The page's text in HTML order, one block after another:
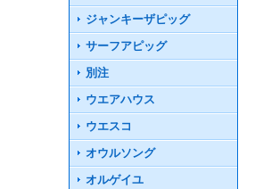
ジャンキーザピッグ
サーフアピッグ
別注
ウエアハウス
ウエスコ
オウルソング
オルゲイユ